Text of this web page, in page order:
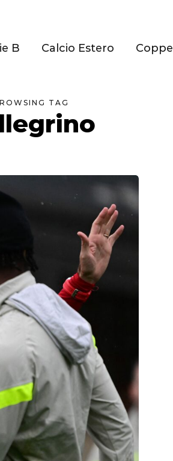
B Calcio Estero Coppe
TAG